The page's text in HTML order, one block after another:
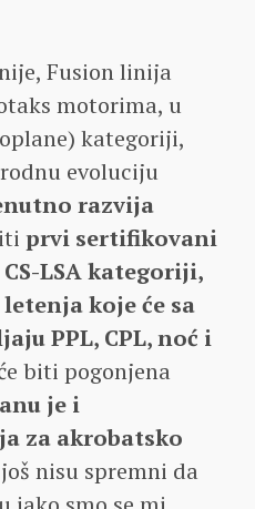
Fusion linija
motorima, u
kategoriji,
evoluciju
razvija
prvi sertifikovani
LSA kategoriji,
koje će sa
PPL, CPL, noć i
biti pogonjena
je i
za akrobatsko
nisu spremni da